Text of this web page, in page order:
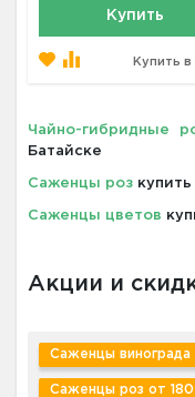
Купить
Купить в
Чайно-гибридные
Батайске
Саженцы роз
Саженцы цветов
Акции и
Саженцы винограда
Саженцы роз от 180